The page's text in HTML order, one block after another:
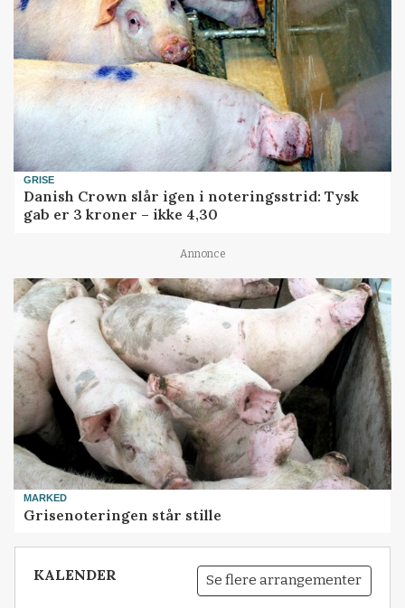
GRISE
Danish Crown slår igen i noteringsstrid: Tysk
gab er 3 kroner – ikke 4,30
Annonce
MARKED
Grisenoteringen står stille
KALENDER Se flere arrangementer